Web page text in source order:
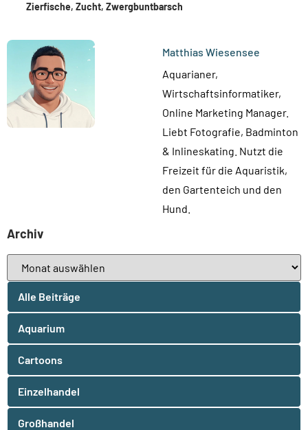
Zierfische, Zucht, Zwergbuntbarsch
Matthias Wiesensee
Aquarianer,
Wirtschaftsinformatiker,
Online Marketing Manager.
Liebt Fotografie, Badminton
& Inlineskating. Nutzt die
Freizeit für die Aquaristik,
den Gartenteich und den
Hund.
Archiv
Alle Beiträge
Aquarium
Cartoons
Einzelhandel
Großhandel